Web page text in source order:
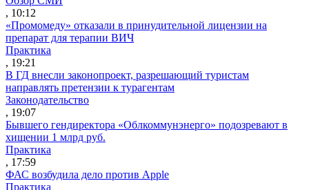
, 10:12
«Промомеду» отказали в принудительной лицензии на
препарат для терапии ВИЧ
Практика
, 19:21
В ГД внесли законопроект, разрешающий туристам
направлять претензии к турагентам
Законодательство
, 19:07
Бывшего гендиректора «Облкоммунэнерго» подозревают в
хищении 1 млрд руб.
Практика
, 17:59
ФАС возбудила дело против Apple
Практика